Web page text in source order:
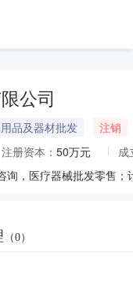
公司
品及器材批发
注销
注册资本： 50万元
成
（0）